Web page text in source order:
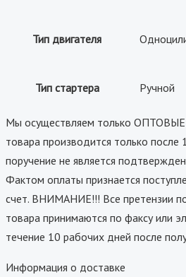
Тип двигателя
Тип стартера Ручной
Мы осуществляем только
товара производится только
поручение не является
Фактом оплаты признается
счет. ВНИМАНИЕ!!! Все претензии по
товара принимаются по факсу или
течение 10 рабочих дней после
Информация о доставке